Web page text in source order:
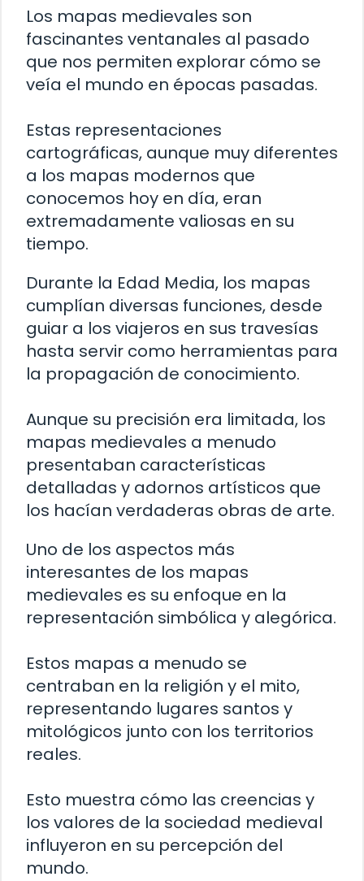
Los mapas medievales son
fascinantes ventanales al pasado
que nos permiten explorar cómo se
veía el mundo en épocas pasadas.
Estas representaciones
cartográficas, aunque muy diferentes
a los mapas modernos que
conocemos hoy en día, eran
extremadamente valiosas en su
tiempo.
Durante la Edad Media, los mapas
cumplían diversas funciones, desde
guiar a los viajeros en sus travesías
hasta servir como herramientas para
la propagación de conocimiento.
Aunque su precisión era limitada, los
mapas medievales a menudo
presentaban características
detalladas y adornos artísticos que
los hacían verdaderas obras de arte.
Uno de los aspectos más
interesantes de los mapas
medievales es su enfoque en la
representación simbólica y alegórica.
Estos mapas a menudo se
centraban en la religión y el mito,
representando lugares santos y
mitológicos junto con los territorios
reales.
Esto muestra cómo las creencias y
los valores de la sociedad medieval
influyeron en su percepción del
mundo.